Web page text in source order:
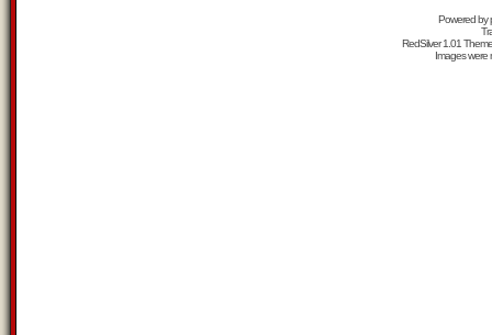
Powered by
RedSilver 1.01
Images were